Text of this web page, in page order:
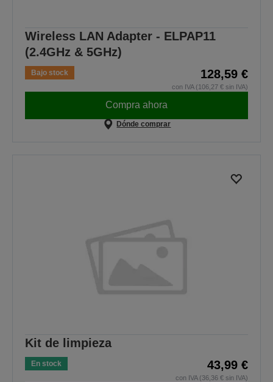
Wireless LAN Adapter - ELPAP11
(2.4GHz & 5GHz)
Bajo stock 128,59 €
con IVA (106,27 € sin IVA)
Compra ahora
Dónde comprar
Kit de limpieza
En stock 43,99 €
con IVA (36,36 € sin IVA)